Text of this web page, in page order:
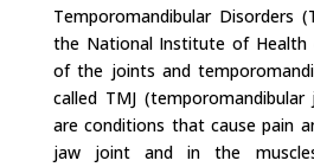
Temporomandibular Disorders
the National Institute of Health
of the joints and
called TMJ
are conditions that cause pain
jaw joint and in the